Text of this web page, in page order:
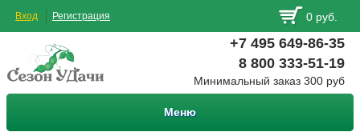
Вход Регистрация 0 руб.
+7 495 649-86-35
8 800 333-51-19
Минимальный заказ 300 руб
Меню